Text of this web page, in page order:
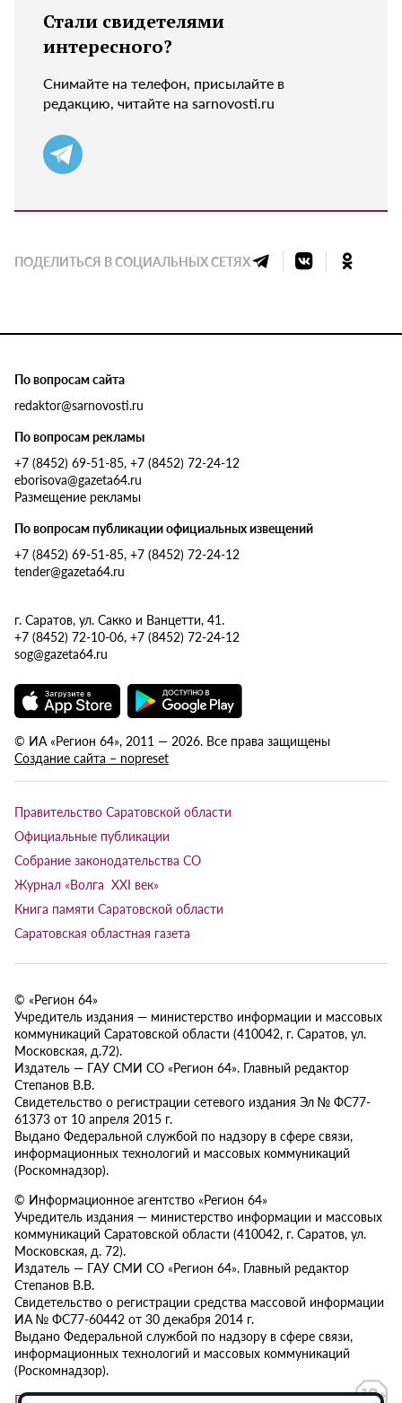
Стали свидетелями
интересного?
Снимайте на телефон, присылайте в
редакцию, читайте на sarnovosti.ru
ПОДЕЛИТЬСЯ В СОЦИАЛЬНЫХ СЕТЯХ
По вопросам сайта
redaktor@sarnovosti.ru
По вопросам рекламы
+7 (8452) 69-51-85, +7 (8452) 72-24-12
eborisova@gazeta64.ru
Размещение рекламы
По вопросам публикации официальных извещений
+7 (8452) 69-51-85, +7 (8452) 72-24-12
tender@gazeta64.ru
г. Саратов, ул. Сакко и Ванцетти, 41.
+7 (8452) 72-10-06, +7 (8452) 72-24-12
sog@gazeta64.ru
© ИА «Регион 64», 2011 — 2026. Все права защищены
Создание сайта – nopreset
Правительство Саратовской области
Официальные публикации
Собрание законодательства СО
Журнал «Волга XXI век»
Книга памяти Саратовской области
Саратовская областная газета
© «Регион 64»
Учредитель издания — министерство информации и массовых
коммуникаций Саратовской области (410042, г. Саратов, ул.
Московская, д.72).
Издатель — ГАУ СМИ СО «Регион 64». Главный редактор
Степанов В.В.
Свидетельство о регистрации сетевого издания Эл № ФС77-
61373 от 10 апреля 2015 г.
Выдано Федеральной службой по надзору в сфере связи,
информационных технологий и массовых коммуникаций
(Роскомнадзор).
© Информационное агентство «Регион 64»
Учредитель издания — министерство информации и массовых
коммуникаций Саратовской области (410042, г. Саратов, ул.
Московская, д. 72).
Издатель — ГАУ СМИ СО «Регион 64». Главный редактор
Степанов В.В.
Свидетельство о регистрации средства массовой информации
ИА № ФС77-60442 от 30 декабря 2014 г.
Выдано Федеральной службой по надзору в сфере связи,
информационных технологий и массовых коммуникаций
(Роскомнадзор).
Политика в отношении обработки персональных данных